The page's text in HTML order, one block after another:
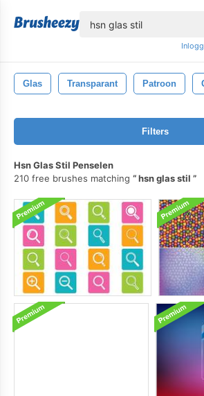
Glas Transparant Patroon
Filters
Hsn Glas Stil Penselen
210 free brushes matching
hsn glas stil